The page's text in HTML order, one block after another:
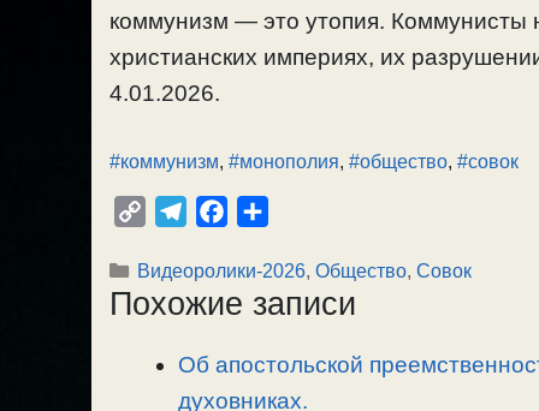
коммунизм — это утопия.
христианских империях, их
4.01.2026.
#коммунизм, #монополия, #общество, #совок
p
y
l
e
r
a
c
e
o
o
п
р
в
и
Рубрики
Видеоролики-2026, Общество, Совок
Похожие записи
Об апостольской
духовниках.